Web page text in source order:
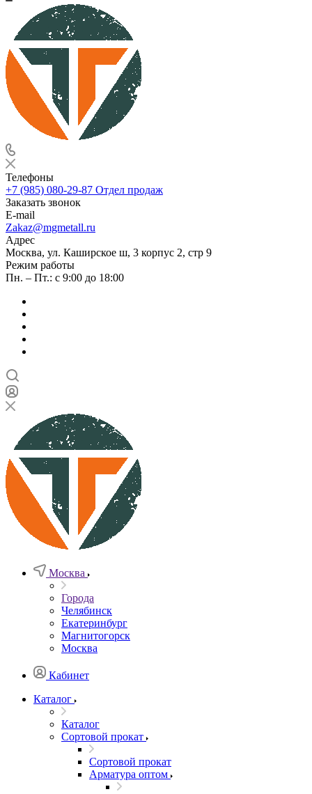
Телефоны
+7 (985) 080-29-87 Отдел продаж
Заказать звонок
E-mail
Zakaz@mgmetall.ru
Адрес
Москва, ул. Каширское ш, 3 корпус 2, стр 9
Режим работы
Пн. – Пт.: с 9:00 до 18:00
Москва
Города
Челябинск
Екатеринбург
Магнитогорск
Москва
Кабинет
Каталог
Каталог
Сортовой прокат
Сортовой прокат
Арматура оптом